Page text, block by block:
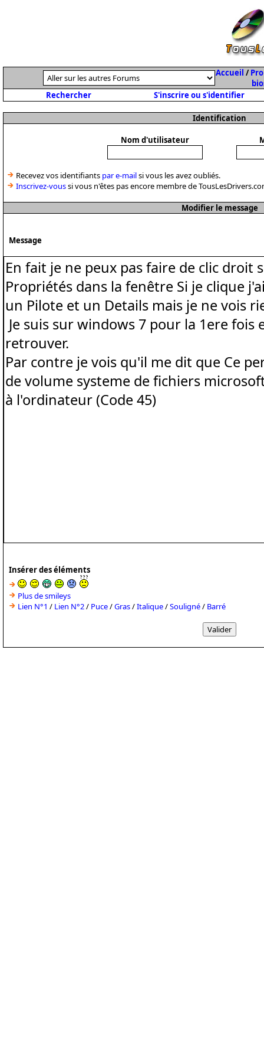
Accueil /
Rechercher
S'inscrire ou s'identifier
Identification
Nom d'utilisateur
Recevez vos identifiants par e-mailsi vous les avez oubliés.
Inscrivez-voussi vous n'êtes pas encore membre de
Modifier le message
Message
Insérer des éléments
Plus de smileys
Lien N°1 / Lien N°2/ Puce/Gras/Italique/Souligné/ Barré